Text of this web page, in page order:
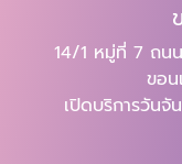
14/1 หมู่ที่ 7 ถน
ขอ
เปิดบริการวัน